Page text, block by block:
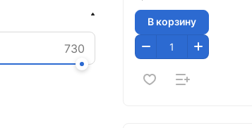
В корзину